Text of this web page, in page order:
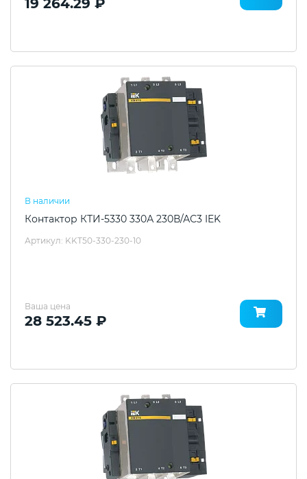
19 264.29 ₽
В наличии
Контактор КТИ-5330 330А 230В/АС3 IEK
Артикул: KKT50-330-230-10
Ваша цена
28 523.45 ₽